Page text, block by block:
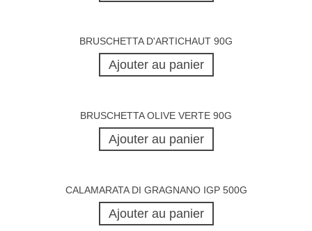
BRUSCHETTA D'ARTICHAUT 90G
Ajouter au panier
BRUSCHETTA OLIVE VERTE 90G
Ajouter au panier
CALAMARATA DI GRAGNANO IGP 500G
Ajouter au panier